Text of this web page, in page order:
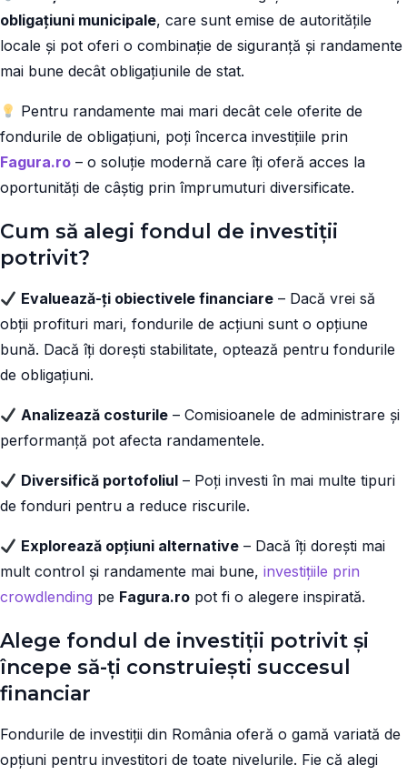
obligațiuni municipale, care sunt emise de autoritățile
locale și pot oferi o combinație de siguranță și randamente
mai bune decât obligațiunile de stat.
Pentru randamente mai mari decât cele oferite de
fondurile de obligațiuni, poți încerca investițiile prin
Fagura.ro – o soluție modernă care îți oferă acces la
oportunități de câștig prin împrumuturi diversificate.
Cum să alegi fondul de investiții
potrivit?
Evaluează-ți obiectivele financiare – Dacă vrei să
obții profituri mari, fondurile de acțiuni sunt o opțiune
bună. Dacă îți dorești stabilitate, optează pentru fondurile
de obligațiuni.
Analizează costurile – Comisioanele de administrare și
performanță pot afecta randamentele.
Diversifică portofoliul – Poți investi în mai multe tipuri
de fonduri pentru a reduce riscurile.
Explorează opțiuni alternative – Dacă îți dorești mai
mult control și randamente mai bune, investițiile prin
crowdlending pe Fagura.ro pot fi o alegere inspirată.
Alege fondul de investiții potrivit și
începe să-ți construiești succesul
financiar
Fondurile de investiții din România oferă o gamă variată de
opțiuni pentru investitori de toate nivelurile. Fie că alegi